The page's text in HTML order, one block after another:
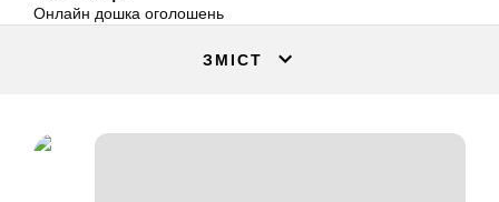
Онлайн дошка оголошень
ЗМІСТ